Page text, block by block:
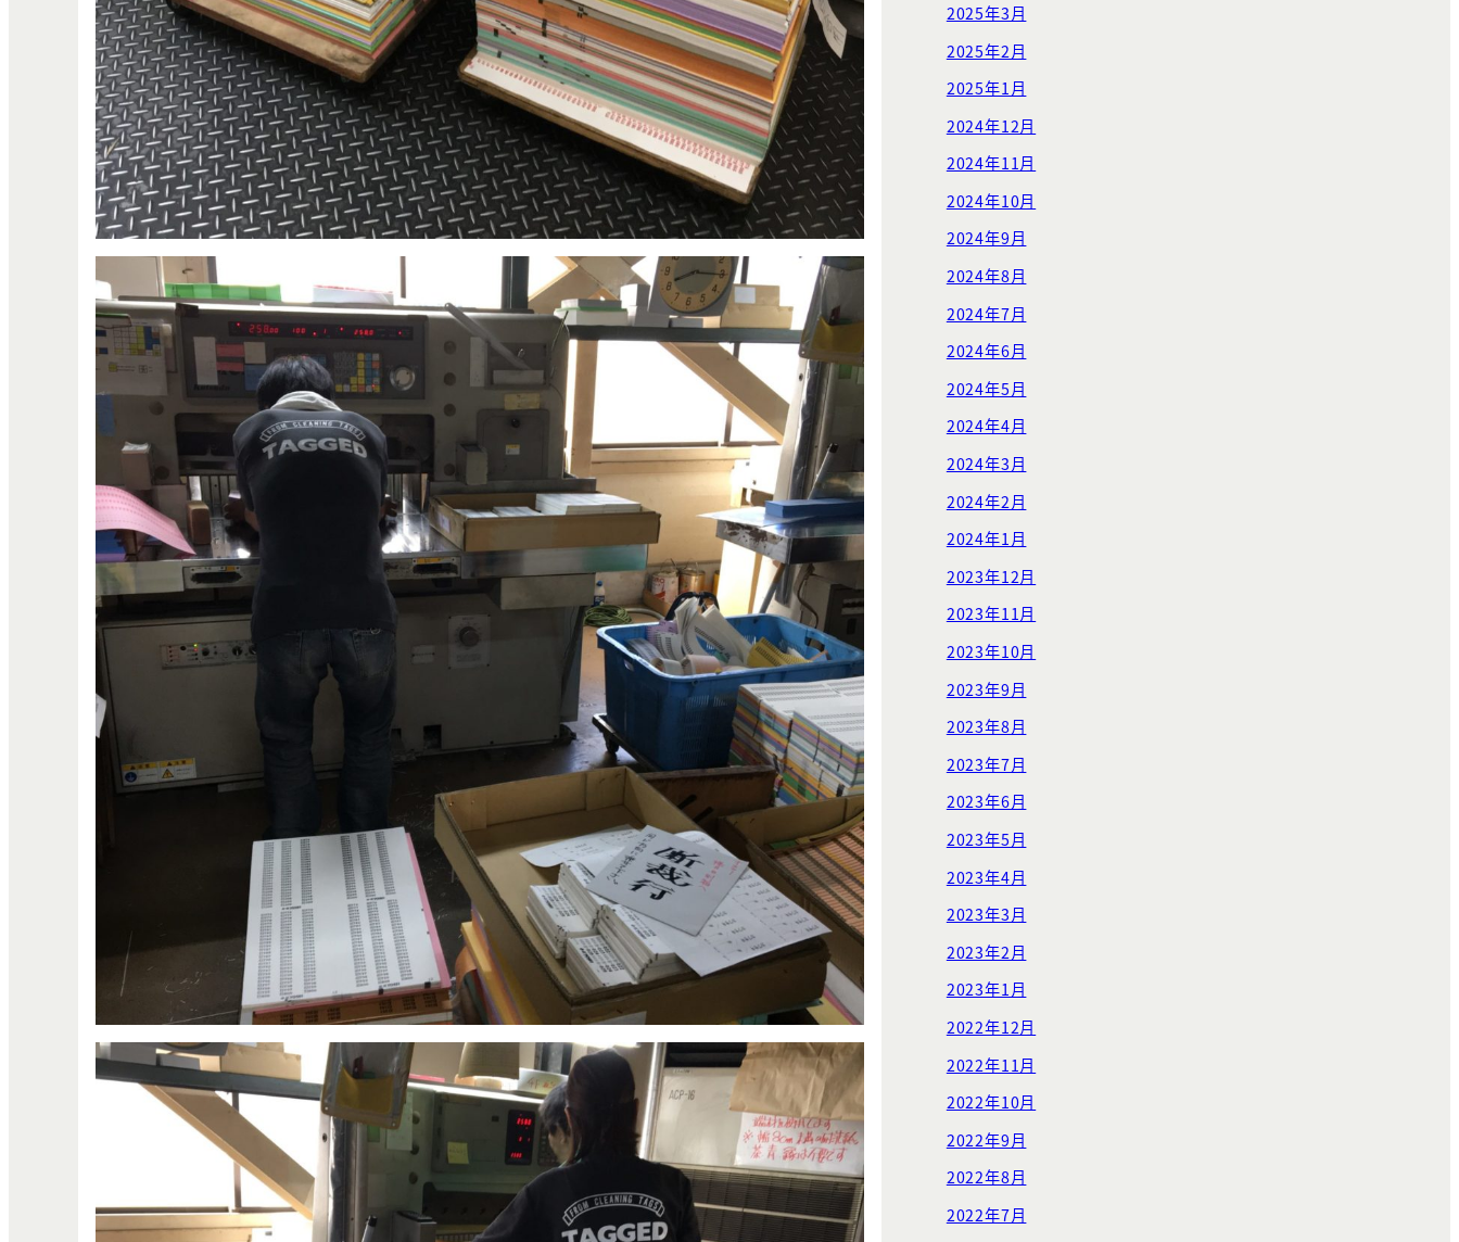
2025年3月
2025年2月
2025年1月
2024年12月
2024年11月
2024年10月
2024年9月
2024年8月
2024年7月
2024年6月
2024年5月
2024年4月
2024年3月
2024年2月
2024年1月
2023年12月
2023年11月
2023年10月
2023年9月
2023年8月
2023年7月
2023年6月
2023年5月
2023年4月
2023年3月
2023年2月
2023年1月
2022年12月
2022年11月
2022年10月
2022年9月
2022年8月
2022年7月